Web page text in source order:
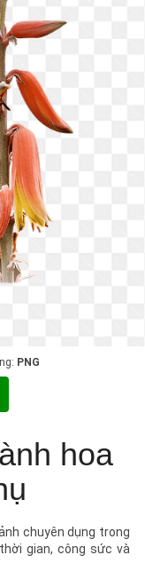
PNG
hoa
chuyên dụng trong
gian, công sức và